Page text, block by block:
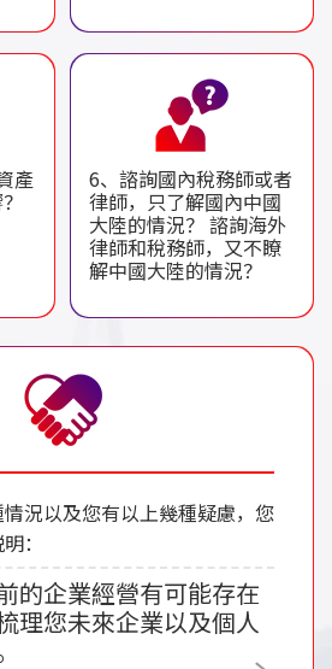
產 6、諮詢國內稅務師或者
律師，只了解國內中國
大陸的情況？ 諮詢海外
律師和稅務師，又不瞭
解中國大陸的情況？
況以及您有以上幾種疑慮，您
：
的企業經營有可能存在
理您未來企業以及個人